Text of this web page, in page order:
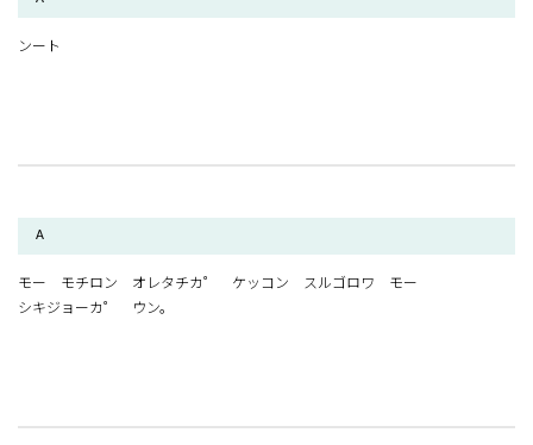
ンート
A
モー モチロン オレタチカ゜ ケッコン スルゴロワ モー
シキジョーカ゜ ウン。